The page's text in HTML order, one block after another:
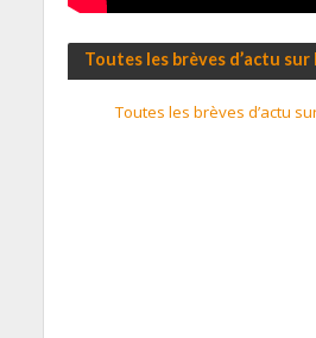
Toutes les brèves d’actu sur
Toutes les brèves d’actu